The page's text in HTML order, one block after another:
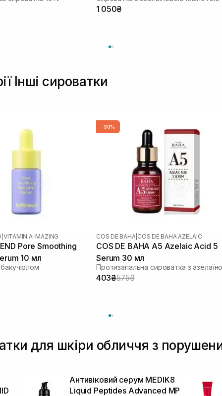
1 050₴
Інші сироватки
VITAMIN A-MAZING
Pore Smoothing
10 мл
-30%
COS DE BAHA COS DE BAHA AZELAIC
COS DE BAHA A5 Azelaic Acid 5
Serum 30 мл
403₴575₴
для шкіри обличчя з
Антивіковий серум MEDIK8
Liquid Peptides Advanced MP